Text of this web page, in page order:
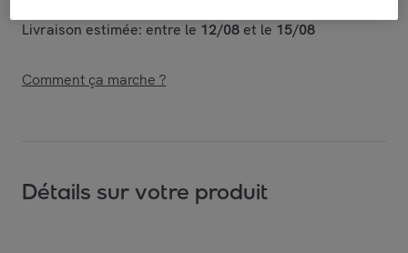
Livraison estimée: entre le 12/08 et le 15/08
Comment ça marche ?
Détails sur votre produit